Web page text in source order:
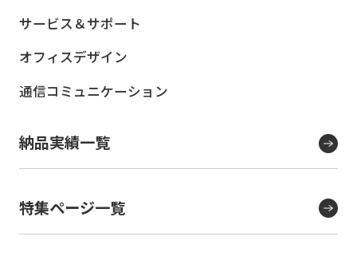
サービス＆サポート
オフィスデザイン
通信コミュニケーション
納品実績一覧
特集ページ一覧